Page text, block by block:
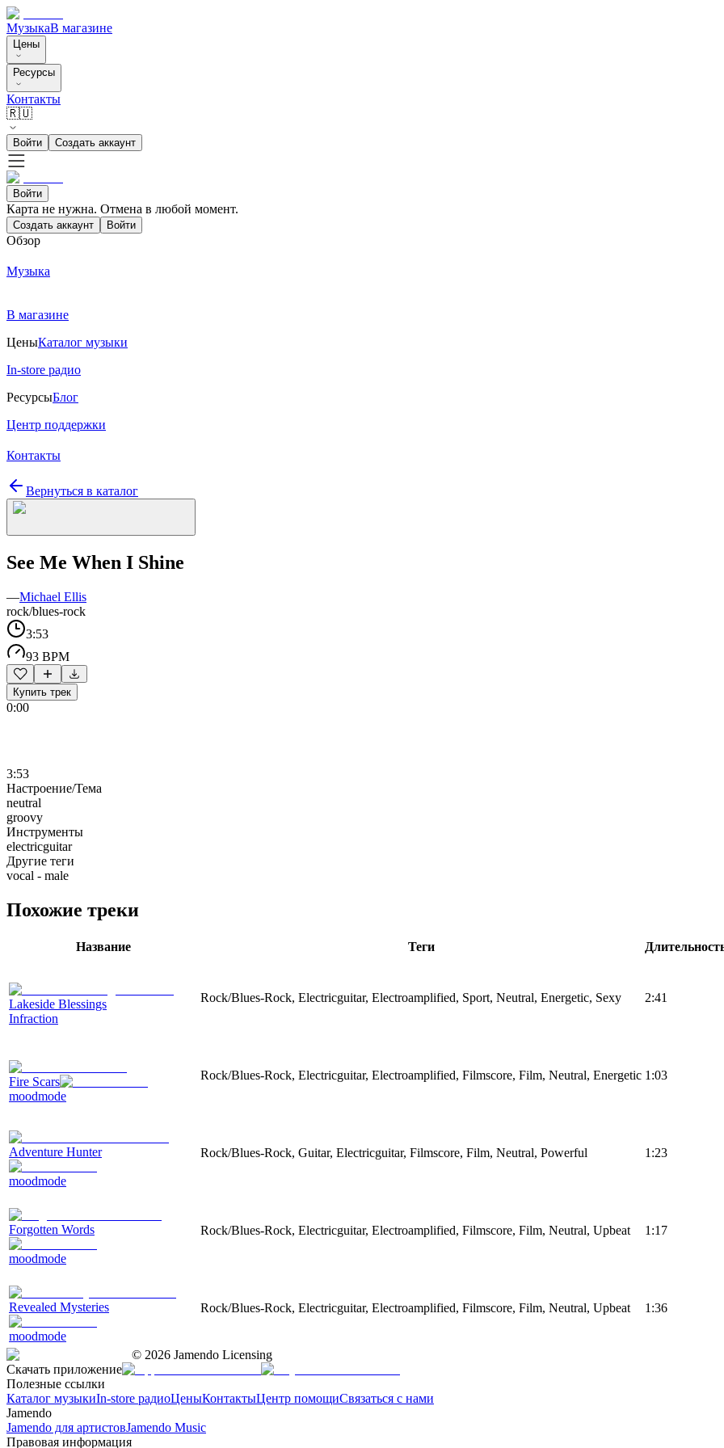
МузыкаВ магазине
Цены
Ресурсы
Контакты
🇷🇺
Войти Создать аккаунт
Войти
Карта не нужна. Отмена в любой момент.
Создать аккаунт Войти
Обзор
Музыка
В магазине
ЦеныКаталог музыки
In-store радио
РесурсыБлог
Центр поддержки
Контакты
Вернуться в каталог
See Me When I Shine
—Michael Ellis
rock/blues-rock
3:53
93 BPM
Купить трек
0:00
3:53
Настроение/Тема
neutral
groovy
Инструменты
electricguitar
Другие теги
vocal - male
Похожие треки
Название Теги
Lakeside Blessings
Infraction
Rock/Blues-Rock, Electricguitar, Electroamplified, Sport, Neutral, Energetic, Sexy 2:41
Fire Scars
moodmode
Rock/Blues-Rock, Electricguitar, Electroamplified, Filmscore, Film, Neutral, Energetic 1:03
Adventure Hunter
moodmode
Rock/Blues-Rock, Guitar, Electricguitar, Filmscore, Film, Neutral, Powerful 1:23
Forgotten Words
moodmode
Rock/Blues-Rock, Electricguitar, Electroamplified, Filmscore, Film, Neutral, Upbeat 1:17
Revealed Mysteries
moodmode
Rock/Blues-Rock, Electricguitar, Electroamplified, Filmscore, Film, Neutral, Upbeat 1:36
© 2026 Jamendo Licensing
Скачать приложение
Полезные ссылки
Каталог музыкиIn-store радиоЦеныКонтактыЦентр помощиСвязаться с нами
Jamendo
Jamendo для артистовJamendo Music
Правовая информация